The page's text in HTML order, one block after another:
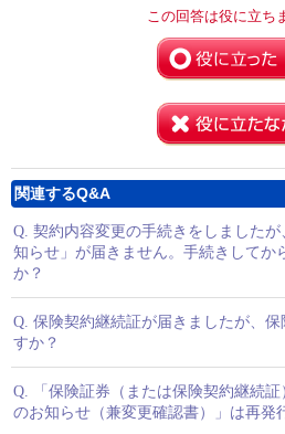
この回答は役に立ち
関連するQ&A
Q. 契約内容変更の手続きをしました
知らせ」が届きません。手続きしてか
か？
Q. 保険契約継続証が届きましたが、
すか？
Q.
「保険証券（または保険契約継続
のお知らせ（兼変更確認書）」は再発